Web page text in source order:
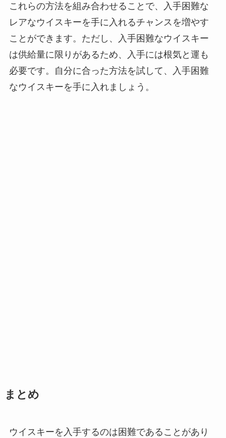
これらの方法を組み合わせることで、入手困難な
レアなウイスキーを手に入れるチャンスを増やす
ことができます。ただし、入手困難なウイスキー
は供給量に限りがあるため、入手には根気と運も
必要です。自分に合った方法を試して、入手困難
なウイスキーを手に入れましょう。
まとめ
ウイスキーを入手するのは困難であることがあり